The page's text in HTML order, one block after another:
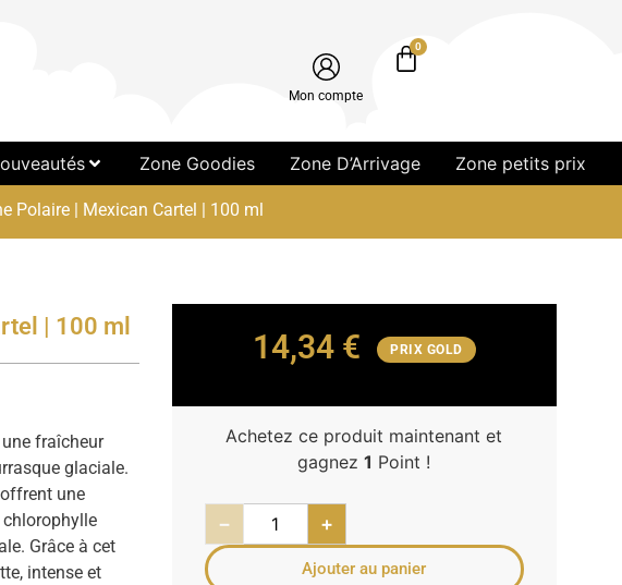
Mon compte
0
Zone Goodies Zone D’Arrivage Zone petits prix
Polaire | Mexican Cartel | 100 ml
| 100 ml
fraîcheur
glaciale.
une
Grâce à cet
intense et
14,34 € PRIX GOLD
Achetez ce produit maintenant et
gagnez1 Point !
− +
Ajouter au panier